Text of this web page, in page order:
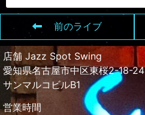
前のライブ
店舗 Jazz Spot Swing
愛知県名古屋市中区東桜2-18-24
サンマルコビルB1
営業時間